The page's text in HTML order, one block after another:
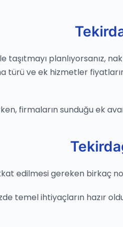
taşıtmayı planlıyorsanız,
türü ve ek hizmetler
firmaların sunduğu ek
edilmesi gereken birkaç
temel ihtiyaçların hazır